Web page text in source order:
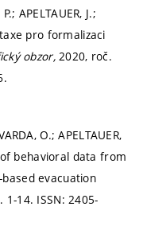
APELTAUER, J.;
pro formalizaci
obzor, 2020, roč.
O.; APELTAUER,
of behavioral data from
evacuation
1-14. ISSN: 2405-